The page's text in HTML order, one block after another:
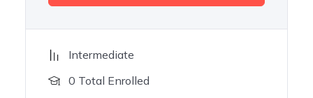
Intermediate
0 Total Enrolled